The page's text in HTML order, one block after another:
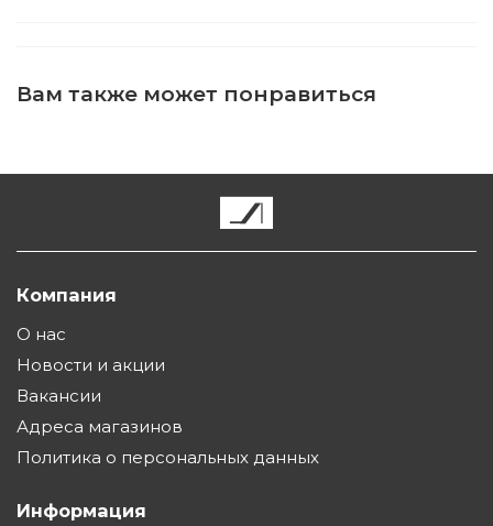
Вам также может понравиться
Компания
О нас
Новости и акции
Вакансии
Адреса магазинов
Политика о персональных данных
Информация